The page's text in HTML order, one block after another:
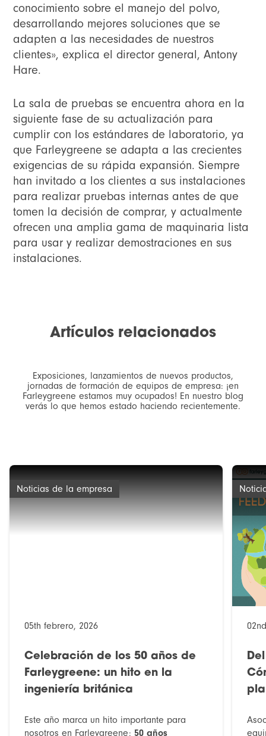
conocimiento sobre el manejo del polvo,
desarrollando mejores soluciones que se
adapten a las necesidades de nuestros
clientes», explica el director general, Antony
Hare.
La sala de pruebas se encuentra ahora en la
siguiente fase de su actualización para
cumplir con los estándares de laboratorio, ya
que Farleygreene se adapta a las crecientes
exigencias de su rápida expansión. Siempre
han invitado a los clientes a sus instalaciones
para realizar pruebas internas antes de que
tomen la decisión de comprar, y actualmente
ofrecen una amplia gama de maquinaria lista
para usar y realizar demostraciones en sus
instalaciones.
Artículos relacionados
Exposiciones, lanzamientos de nuevos productos,
jornadas de formación de equipos de empresa: ¡en
Farleygreene estamos muy ocupados! En nuestro blog
verás lo que hemos estado haciendo recientemente.
Noticias de la empresa
05th febrero, 2026
Celebración de los 50 años de
Farleygreene: un hito en la
ingeniería británica
Este año marca un hito importante para
nosotros en Farleygreene: 50 años